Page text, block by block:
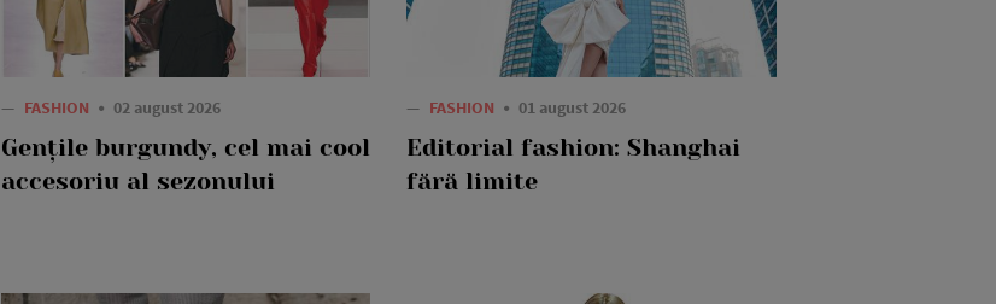
— FASHION 02 august 2026
Gențile burgundy, cel mai cool
accesoriu al sezonului
— FASHION 01 august 2026
Editorial fashion: Shanghai
fără limite